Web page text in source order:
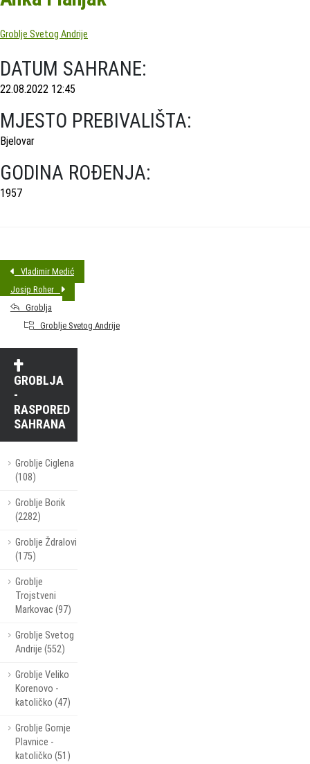
Groblje Svetog Andrije
DATUM SAHRANE:
22.08.2022 12:45
MJESTO PREBIVALIŠTA:
Bjelovar
GODINA ROĐENJA:
1957
Vladimir Medić
Josip Roher
Groblja
Groblje Svetog Andrije
GROBLJA
-
RASPORED
SAHRANA
Groblje Ciglena
(108)
Groblje Borik
(2282)
Groblje Ždralovi
(175)
Groblje
Trojstveni
Markovac (97)
Groblje Svetog
Andrije (552)
Groblje Veliko
Korenovo -
katoličko (47)
Groblje Gornje
Plavnice -
katoličko (51)